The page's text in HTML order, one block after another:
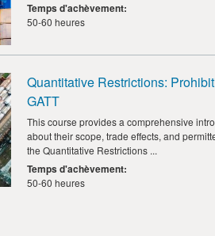
Temps d'achèvement:
50-60 heures
Quantitative Restrictions:
GATT
This course provides a comprehensive
about their scope, trade effects, and
the Quantitative Restrictions ...
Temps d'achèvement:
50-60 heures